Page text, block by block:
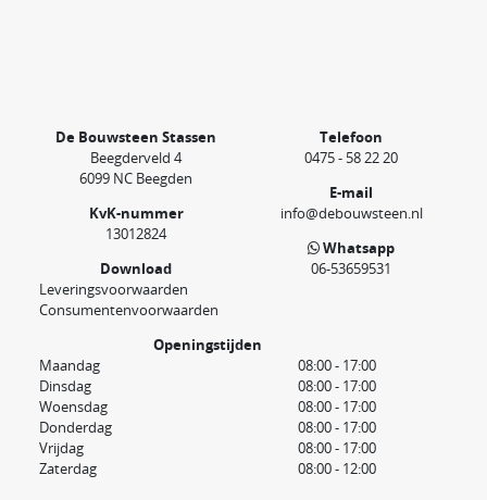
De Bouwsteen Stassen
Beegderveld 4
6099 NC Beegden
KvK-nummer
13012824
Download
Leveringsvoorwaarden
Consumentenvoorwaarden
Telefoon
0475 - 58 22 20
E-mail
info@debouwsteen.nl
Whatsapp
06-53659531
Openingstijden
Maandag
08:00 - 17:00
Dinsdag
08:00 - 17:00
Woensdag
08:00 - 17:00
Donderdag
08:00 - 17:00
Vrijdag
08:00 - 17:00
Zaterdag
08:00 - 12:00